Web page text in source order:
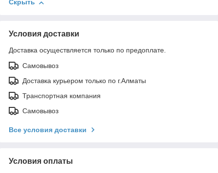
Скрыть
Условия доставки
Доставка осуществляется только по предоплате.
Самовывоз
Доставка курьером только по г.Алматы
Транспортная компания
Самовывоз
Все условия доставки
Условия оплаты